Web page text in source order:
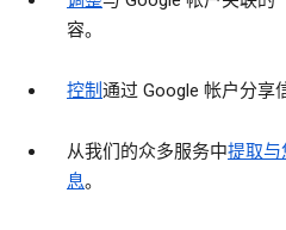
容。
控制通过 Google 帐户分享
从我们的众多服务中提取与
息。